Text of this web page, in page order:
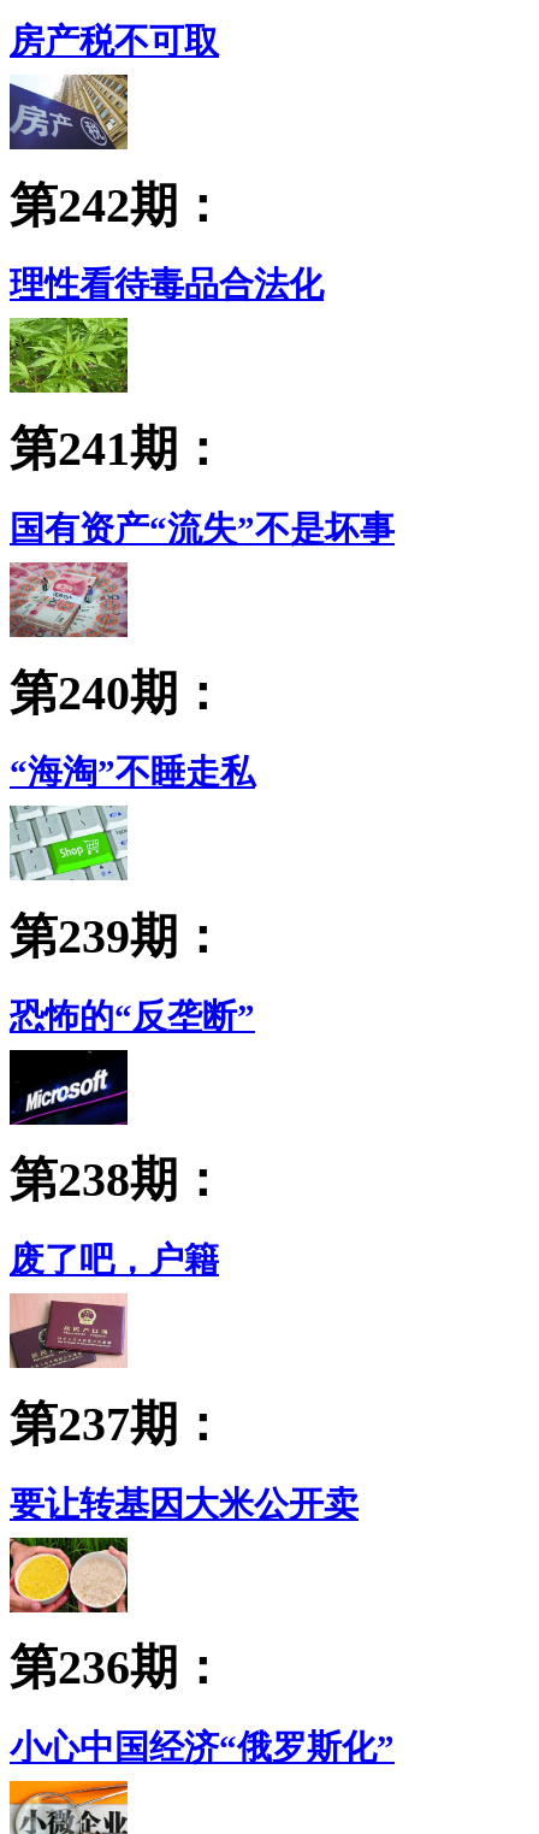
房产税不可取
第242期：
理性看待毒品合法化
第241期：
国有资产“流失”不是坏事
第240期：
“海淘”不睡走私
第239期：
恐怖的“反垄断”
第238期：
废了吧，户籍
第237期：
要让转基因大米公开卖
第236期：
小心中国经济“俄罗斯化”